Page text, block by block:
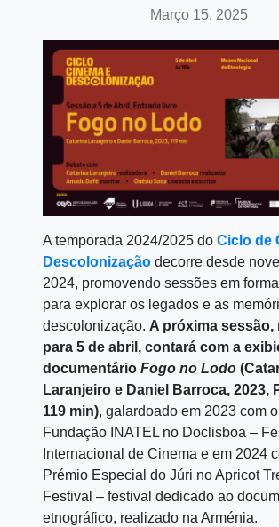
Março 15, 2025
A temporada 2024/2025 do Ciclo de
Descolonização decorre desde
2024, promovendo sessões em
para explorar os legados e as
descolonização. A próxima sessão,
para 5 de abril, contará com a
documentário Fogo no Lodo
Laranjeiro e Daniel Barroca, 2023,
119 min), galardoado em 2023 com
Fundação INATEL no Doclisboa –
Internacional de Cinema e em 2024
Prémio Especial do Júri no Apricot
Festival – festival dedicado ao
etnográfico, realizado na Arménia.